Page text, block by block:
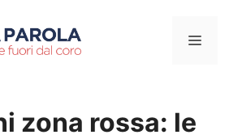
Menu
zona rossa: le